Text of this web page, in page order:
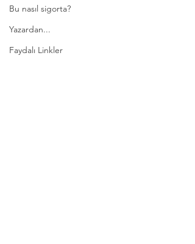
Bu nasıl sigorta?
Yazardan...
Faydalı Linkler